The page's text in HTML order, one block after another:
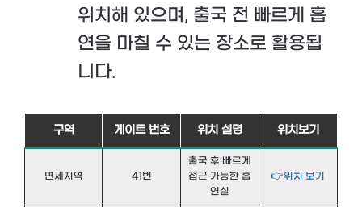
위치해 있으며, 출국 전 빠르게 흡
연을 마칠 수 있는 장소로 활용됩
니다.
구역 게이트 번호 위치 설명 위치보기
면세지역 41번
출국 후 빠르게
접근 가능한 흡
연실
👉위치 보기